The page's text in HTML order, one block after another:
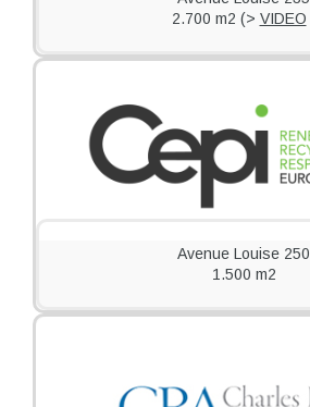
VIDEO
2.700 m2 (> VIDEO
Avenue Louise 250
1.500 m2